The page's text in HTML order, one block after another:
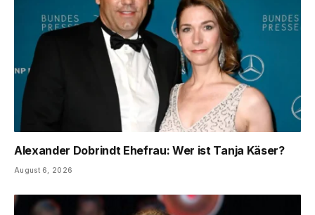
Alexander Dobrindt Ehefrau: Wer ist Tanja Käser?
August 6, 2026